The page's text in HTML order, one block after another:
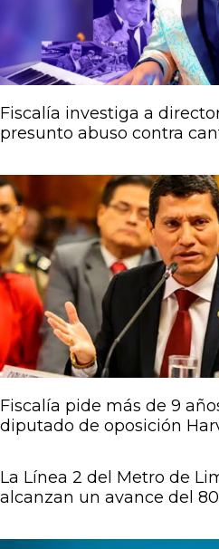
Fiscalía investiga a
presunto abuso contra
Fiscalía pide más de 9
diputado de oposición
La Línea 2 del Metro de
alcanzan un avance del